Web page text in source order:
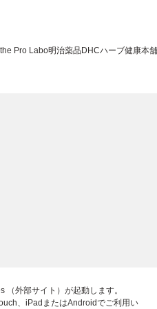
Pro Labo明治薬品DHCハーブ健康本舗
（外部サイト）が起動します。
、iPadまたはAndroidでご利用い